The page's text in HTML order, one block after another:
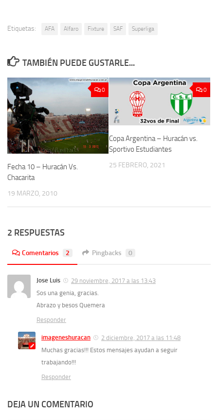
Etiquetas: AFA Alfaro Fixture SAF Superliga
TAMBIÉN PUEDE GUSTARLE...
0
Fecha 10 – Huracán Vs.
Chacarita
19 MARZO, 2010
0
Copa Argentina – Huracán vs.
Sportivo Estudiantes
25 FEBRERO, 2021
2 RESPUESTAS
Comentarios 2 Pingbacks 0
Jose Luis
29 noviembre, 2017 a las 13:43
Sos una genia, gracias.
Abrazo y besos Quemera
Responder
imageneshuracan
2 diciembre, 2017 a las 11:48
Muchas gracias!!! Estos mensajes ayudan a seguir
trabajando!!!
Responder
DEJA UN COMENTARIO